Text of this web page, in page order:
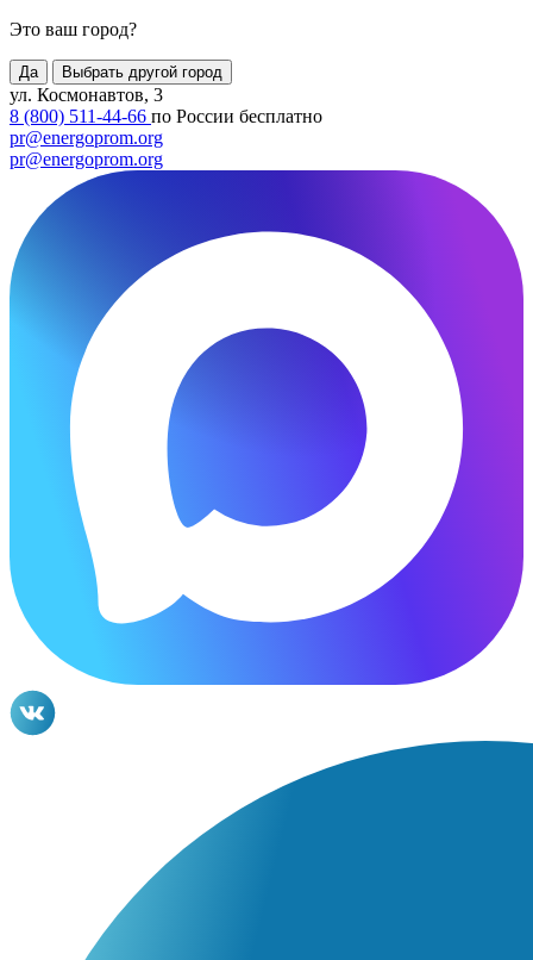
Это ваш город?
Да Выбрать другой город
ул. Космонавтов, 3
8 (800) 511-44-66 по России бесплатно
pr@energoprom.org
pr@energoprom.org